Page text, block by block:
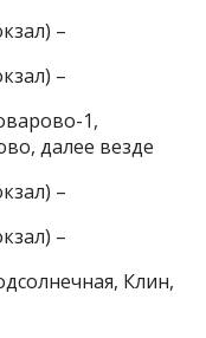
–
–
1,
далее везде
–
–
Клин,